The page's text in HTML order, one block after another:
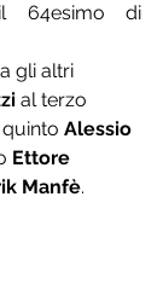
gli altri
al terzo
Alessio
Ettore
Manfè.